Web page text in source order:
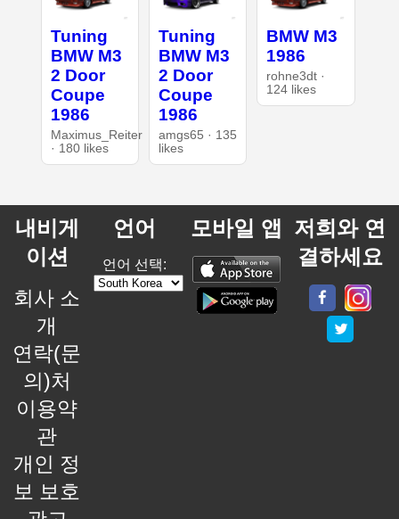
Tuning
BMW M3
2 Door
Coupe
1986
Maximus_Reiter
· 180 likes
Tuning
BMW M3
2 Door
Coupe
1986
amgs65 · 135
likes
BMW M3
1986
rohne3dt ·
124 likes
내비게
이션
회사 소
개
연락(문
의)처
이용약
관
개인 정
보 보호
언어
언어 선택:
모바일 앱 저희와 연
결하세요